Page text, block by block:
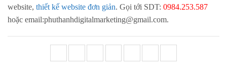
website, thiết kế website đơn giản. Gọi tới SDT: 0984.253.587
hoặc email:phuthanhdigitalmarketing@gmail.com.